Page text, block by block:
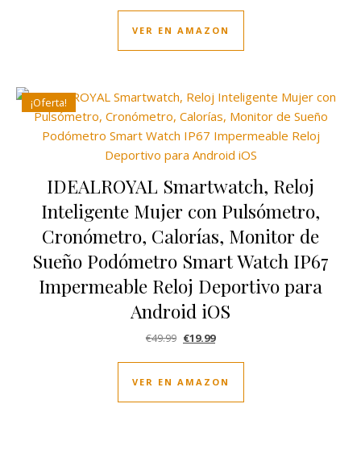
VER EN AMAZON
¡Oferta!
IDEALROYAL Smartwatch, Reloj
Inteligente Mujer con Pulsómetro,
Cronómetro, Calorías, Monitor de
Sueño Podómetro Smart Watch IP67
Impermeable Reloj Deportivo para
Android iOS
€49.99 El precio original era: €49.99.
€19.99El precio actual es: €19.99.
VER EN AMAZON